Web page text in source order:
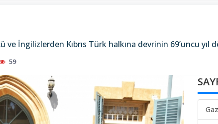
ve İngilizlerden Kıbrıs Türk halkına devrinin 69’uncu
59